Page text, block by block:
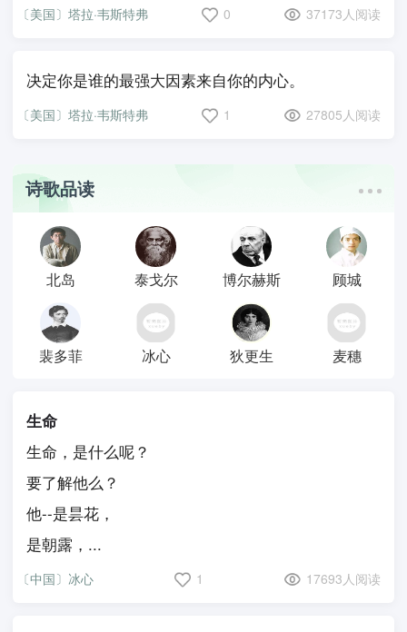
〔美国〕塔拉·韦斯特弗 0 37173人阅读
决定你是谁的最强大因素来自你的内心。
〔美国〕塔拉·韦斯特弗 1 27805人阅读
诗歌品读
北岛 泰戈尔 博尔赫斯 顾城
裴多菲 冰心 狄更生 麦穗
生命
生命，是什么呢？
要了解他么？
他--是昙花，
是朝露，...
〔中国〕冰心 1 17693人阅读